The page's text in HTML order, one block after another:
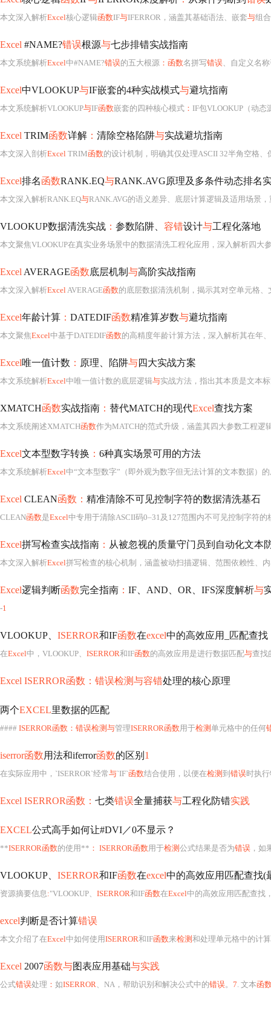
本文深入解析Excel核心逻辑函数IF与IFERROR，涵盖其基础语法、嵌套与组
Excel #NAME?错误根源与七步排错实战指南
本文系统解析Excel中#NAME?错误的五大根源 ：函数名拼写错误、自定义名称引用
Excel中VLOOKUP与IF嵌套的4种实战模式与避坑指南
本文系统解析VLOOKUP与IF函数嵌套的四种核心模式 ： IF包VLOOKUP（动态源/列切
Excel TRIM函数详解 ： 清除空格陷阱与实战避坑指南
本文深入剖析Excel TRIM函数的设计机制，明确其仅处理ASCII 32半角空格、保留单词间单空格
Excel排名函数RANK.EQ与RANK.AVG原理及多条件动态排名
本文深入解析RANK.EQ与RANK.AVG的语义差异、底层计算逻辑及适用场景，重点阐述
VLOOKUP数据清洗实战 ： 参数陷阱、 容错设计与工程化落地
本文聚焦VLOOKUP在真实业务场景中的数据清洗工程化应用，深入解析四大
Excel AVERAGE函数底层机制 与高阶实战指南
本文深入解析ExcelAVERAGE函数的底层数据清洗机制，揭示其对空单元格、
Excel年龄计算 ： DATEDIF函数精准算岁数与避坑指南
本文聚焦Excel中基于DATEDIF函数的高精度年龄计算方法，深入解析其在年、月、日多维度差值计算中的不可替代性，涵盖6种场景化公式（基础版、精准
Excel唯一值计数 ： 原理、陷阱与四大实战方案
本文系统解析Excel中唯一值计数的底层逻辑与实战方法，指出其本质是文本
XMATCH函数实战指南 ： 替代MATCH的现代Excel查找方案
本文系统阐述XMATCH函数作为MATCH的范式升级，涵盖其四大参数工程逻辑（lookup_value标准化、lookup_array维度优化、match_mode业务映射、search_mode方向控制），详解
Excel文本型数字转换 ： 6种真实场景可用的方法
本文系统解析Excel中“文本型数字”（即外观为数字但无法计算的文本数据）
Excel CLEAN函数： 精准清除不可见控制字符的数据清洗基石
CLEAN函数是Excel中专用于清除ASCII码0–31及127范围内不可见控制字符的核心数据清洗工具，适用于处理ERP导出、网页爬取、API返回等外部数据中的隐
Excel拼写检查实战指南 ： 从被忽视的质量守门员到自动化文本
本文深入解析Excel拼写检查的核心机制，涵盖被动扫描逻辑、范围依赖性、
Excel逻辑判断函数完全指南 ： IF、AND、OR、IFS深度解析与
-1
VLOOKUP、 ISERROR和IF函数在excel中的高效应用_匹配查找
在Excel中，VLOOKUP、 ISERROR和IF函数的高效应用是进行数据匹配与查找的强大
Excel ISERROR函数：错误检测与容错处理的核心原理
两个EXCEL里数据的匹配
#### ISERROR函数：错误检测与管理ISERROR函数用于检测 单元格中的任何
iserror函数用法和iferror函数的区别 1
在实际应用中，`ISERROR`经常与`IF`函数结合使用，以便在检测 到 错误时执
Excel ISERROR函数： 七类错误全量捕获与工程化防错实践
EXCEL公式高手如何让#DVI／0不显示？
**ISERROR函数的使用** ： ISERROR函数用于检测 公式结果是否为错误 ，如
VLOOKUP、 ISERROR和IF函数在excel中的高效应用匹配查找(
资源摘要信息:"VLOOKUP、 ISERROR和IF函数在Excel中的高效应用匹配查找
excel判断是否计算错误
本文介绍了在Excel中如何使用ISERROR和IF函数来检测 和处理单元格中的计算
Excel 2007函数与图表应用基础与实践
公式错误处理 ： 如ISERROR、NA，帮助识别和解决公式中的错误。 7. 文本函